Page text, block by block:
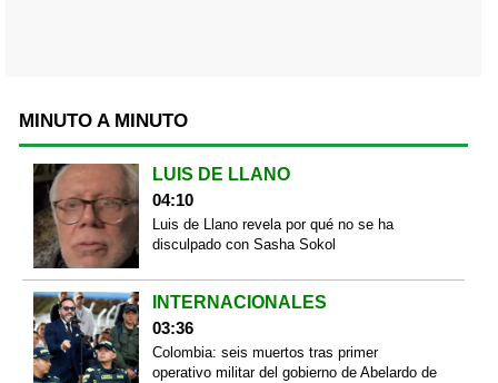
MINUTO A MINUTO
LUIS DE LLANO
04:10
Luis de Llano revela por qué no se ha
disculpado con Sasha Sokol
INTERNACIONALES
03:36
Colombia: seis muertos tras primer
operativo militar del gobierno de Abelardo de